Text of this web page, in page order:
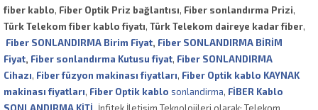
fiber kablo, Fiber Optik Priz bağlantısı, Fiber sonlandırma Prizi,
Türk Telekom fiber kablo fiyatı, Türk Telekom daireye kadar fiber,
Fiber SONLANDIRMA Birim Fiyat, Fiber SONLANDIRMA BİRİM
Fiyat, Fiber sonlandırma Kutusu fiyat, Fiber SONLANDIRMA
Cihazı, Fiber füzyon makinası fiyatları, Fiber Optik kablo KAYNAK
makinası fiyatları, Fiber Optik kablo sonlandirma, FİBER Kablo